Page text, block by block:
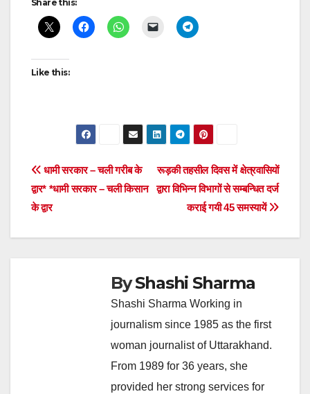
navigation
Share this:
Like this:
Post
navigation
रूड़की तहसील दिवस में क्षेत्रवासियों
द्वारा विभिन्न विभागों से सम्बन्धित दर्ज
कराई गयी 45 समस्यायें
धामी सरकार – चली गरीब के
द्वार* *धामी सरकार – चली किसान
के द्वार
ByShashi Sharma
Shashi Sharma Working in
journalism since 1985 as the first
woman journalist of Uttarakhand.
From 1989 for 36 years, she
provided her strong services for